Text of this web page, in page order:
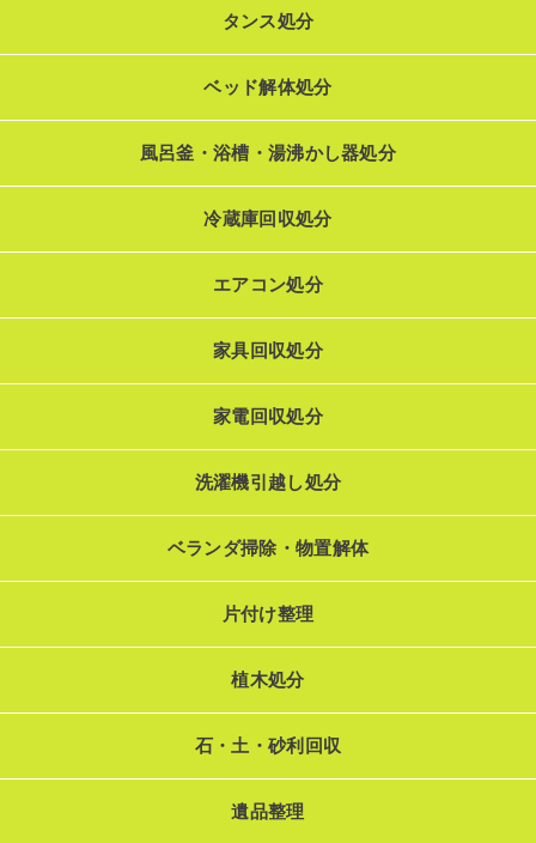
タンス処分
ベッド解体処分
風呂釜・浴槽・湯沸かし器処分
冷蔵庫回収処分
エアコン処分
家具回収処分
家電回収処分
洗濯機引越し処分
ベランダ掃除・物置解体
片付け整理
植木処分
石・土・砂利回収
遺品整理